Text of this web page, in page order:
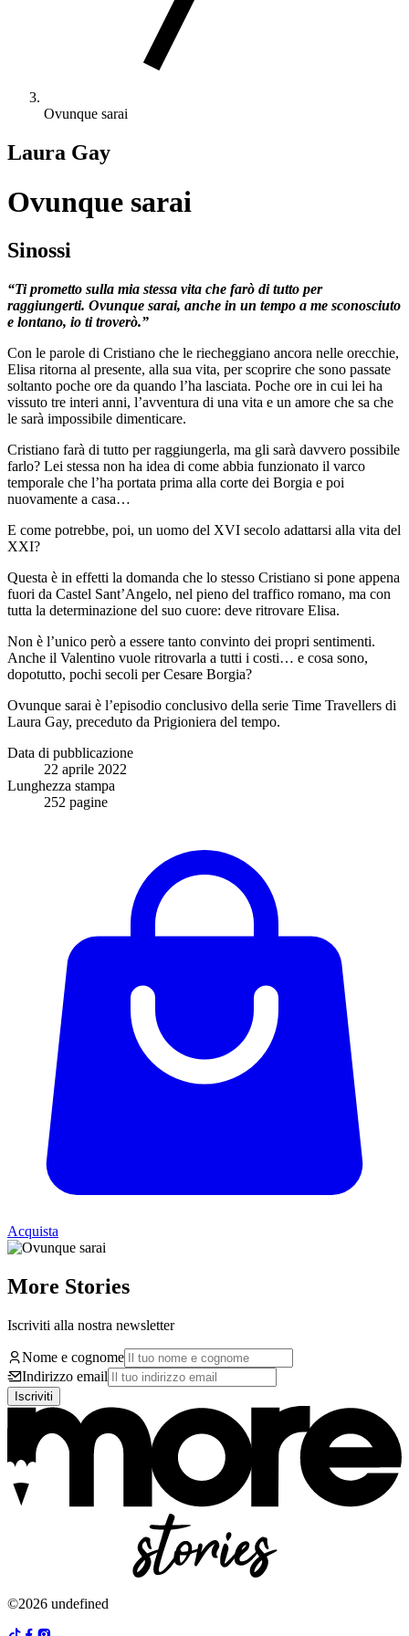
Ovunque sarai
Laura Gay
Ovunque sarai
Sinossi
“Ti prometto sulla mia stessa vita che farò di tutto per
raggiungerti. Ovunque sarai, anche in un tempo a me sconosciuto
e lontano, io ti troverò.”
Con le parole di Cristiano che le riecheggiano ancora nelle orecchie,
Elisa ritorna al presente, alla sua vita, per scoprire che sono passate
soltanto poche ore da quando l’ha lasciata. Poche ore in cui lei ha
vissuto tre interi anni, l’avventura di una vita e un amore che sa che
le sarà impossibile dimenticare.
Cristiano farà di tutto per raggiungerla, ma gli sarà davvero possibile
farlo? Lei stessa non ha idea di come abbia funzionato il varco
temporale che l’ha portata prima alla corte dei Borgia e poi
nuovamente a casa…
E come potrebbe, poi, un uomo del XVI secolo adattarsi alla vita del
XXI?
Questa è in effetti la domanda che lo stesso Cristiano si pone appena
fuori da Castel Sant’Angelo, nel pieno del traffico romano, ma con
tutta la determinazione del suo cuore: deve ritrovare Elisa.
Non è l’unico però a essere tanto convinto dei propri sentimenti.
Anche il Valentino vuole ritrovarla a tutti i costi… e cosa sono,
dopotutto, pochi secoli per Cesare Borgia?
Ovunque sarai è l’episodio conclusivo della serie Time Travellers di
Laura Gay, preceduto da Prigioniera del tempo.
Data di pubblicazione
22 aprile 2022
Lunghezza stampa
252 pagine
Acquista
More Stories
Iscriviti alla nostra newsletter
Nome e cognome
Indirizzo email
Iscriviti
©2026 undefined